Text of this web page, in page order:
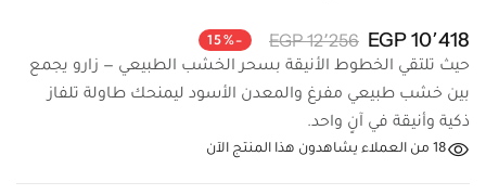
10٬418 EGP 12٬256 EGP -15%
حيث تلتقي الخطوط الأنيقة بسحر الخشب الطبيعي — زارو يجمع
بين خشب طبيعي مفرغ والمعدن الأسود ليمنحك طاولة تلفاز
ذكية وأنيقة في آنٍ واحد.
18 من العملاء يشاهدون هذا المنتج الآن